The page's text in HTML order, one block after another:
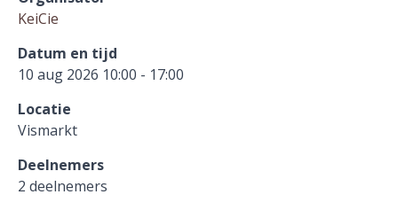
KeiCie
Datum en tijd
10 aug 2026 10:00 - 17:00
Locatie
Vismarkt
Deelnemers
2 deelnemers